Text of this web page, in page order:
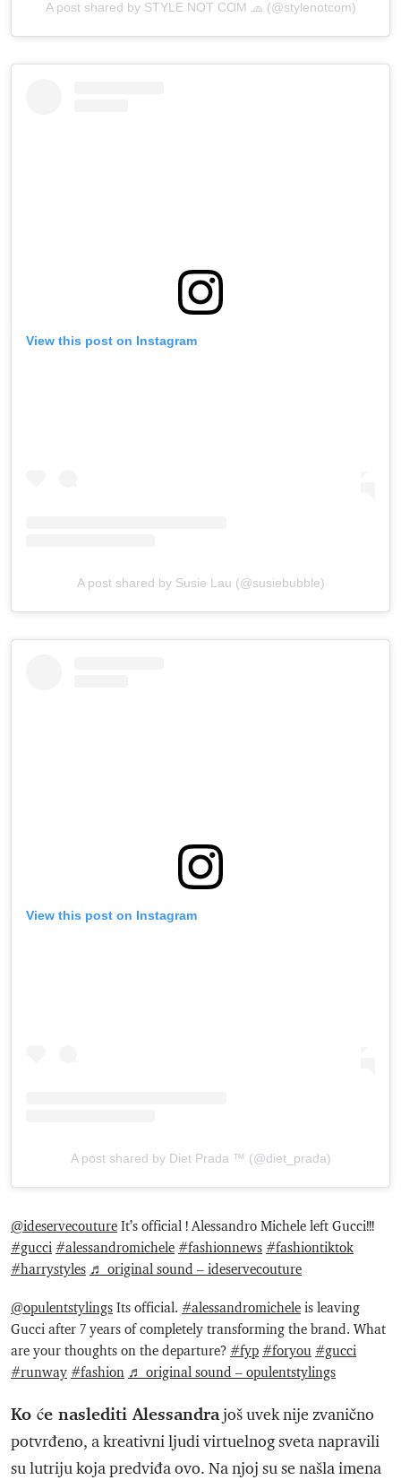
A post shared by STYLE NOT COM 🧢 (@stylenotcom)
View this post on Instagram
A post shared by Susie Lau (@susiebubble)
View this post on Instagram
A post shared by Diet Prada ™ (@diet_prada)
@ideservecouture It’s official ! Alessandro Michele left Gucci!!!
#gucci #alessandromichele #fashionnews #fashiontiktok
#harrystyles ♬ original sound – ideservecouture
@opulentstylings Its official. #alessandromichele is leaving
Gucci after 7 years of completely transforming the brand. What
are your thoughts on the departure? #fyp #foryou #gucci
#runway #fashion ♬ original sound – opulentstylings
Ko će naslediti Alessandrajoš uvek nije zvanično
potvrđeno, a kreativni ljudi virtuelnog sveta napravili
su lutriju koja predviđa ovo. Na njoj su se našla imena